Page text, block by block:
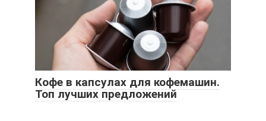
Кофе в капсулах для кофемашин.
Топ лучших предложений